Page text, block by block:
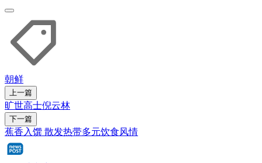
朝鲜
上一篇
旷世高士倪云林
下一篇
蕉香入馔 散发热带多元饮食风情